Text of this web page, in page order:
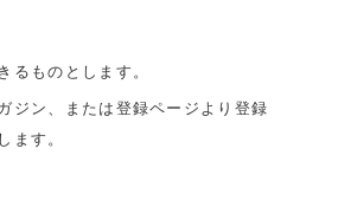
るものとします。
ジン、または登録ページより登録
ます。